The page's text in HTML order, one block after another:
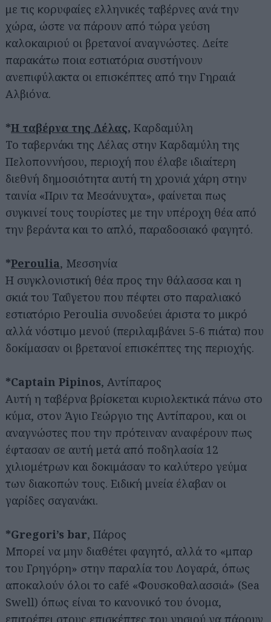
με τις κορυφαίες ελληνικές ταβέρνες ανά την
χώρα, ώστε να πάρουν από τώρα γεύση
καλοκαιριού οι βρετανοί αναγνώστες. Δείτε
παρακάτω ποια εστιατόρια συστήνουν
ανεπιφύλακτα οι επισκέπτες από την Γηραιά
Αλβιόνα.
*Η ταβέρνα της Λέλας, Καρδαμύλη
Το ταβερνάκι της Λέλας στην Καρδαμύλη της
Πελοποννήσου, περιοχή που έλαβε ιδιαίτερη
διεθνή δημοσιότητα αυτή τη χρονιά χάρη στην
ταινία «Πριν τα Μεσάνυχτα», φαίνεται πως
συγκινεί τους τουρίστες με την υπέροχη θέα από
την βεράντα και το απλό, παραδοσιακό φαγητό.
*Peroulia, Μεσσηνία
Η συγκλονιστική θέα προς την θάλασσα και η
σκιά του Ταΰγετου που πέφτει στο παραλιακό
εστιατόριο Peroulia συνοδεύει άριστα το μικρό
αλλά νόστιμο μενού (περιλαμβάνει 5-6 πιάτα) που
δοκίμασαν οι βρετανοί επισκέπτες της περιοχής.
*Captain Pipinos, Αντίπαρος
Αυτή η ταβέρνα βρίσκεται κυριολεκτικά πάνω στο
κύμα, στον Άγιο Γεώργιο της Αντίπαρου, και οι
αναγνώστες που την πρότειναν αναφέρουν πως
έφτασαν σε αυτή μετά από ποδηλασία 12
χιλιομέτρων και δοκιμάσαν το καλύτερο γεύμα
των διακοπών τους. Ειδική μνεία έλαβαν οι
γαρίδες σαγανάκι.
*Gregori’s bar, Πάρος
Μπορεί να μην διαθέτει φαγητό, αλλά το «μπαρ
του Γρηγόρη» στην παραλία του Λογαρά, όπως
αποκαλούν όλοι το café «Φουσκοθαλασσιά» (Sea
Swell) όπως είναι το κανονικό του όνομα,
επιτρέπει στους επισκέπτες του νησιού να πάρουν